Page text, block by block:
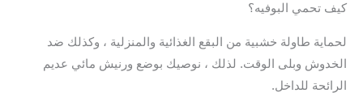
كيف تحمي البوفيه؟
لحماية طاولة خشبية من البقع الغذائية والمنزلية ، وكذلك ضد
الخدوش وبلى الوقت. لذلك ، نوصيك بوضع ورنيش مائي عديم
الرائحة للداخل.